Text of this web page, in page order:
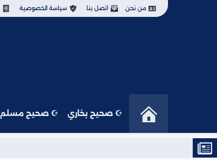
من نحن اتصل بنا سياسة الخصوصية
☪ صحيح بخاري ☪ صحيح مسلم